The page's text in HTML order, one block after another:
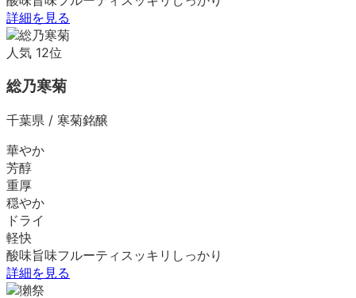
詳細を見る
人気 12位
総乃寒菊
千葉県 / 寒菊銘醸
華やか
芳醇
重厚
穏やか
ドライ
軽快
酸味旨味フルーティ スッキリ しっかり
詳細を見る